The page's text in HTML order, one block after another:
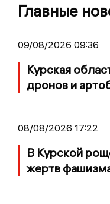
Главные
09/08/2026 09:36
Курская
дронов и
08/08/2026 17:22
В Курской
жертв